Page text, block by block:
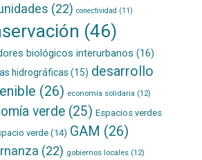
(22) conectividad (11)
(46)
biológicos interurbanos (16)
hidrográficas (15) desarrollo
(26) economía solidaria (12)
verde(25) Espacios verdes
verde(14) GAM (26)
(22) gobiernos locales(12)